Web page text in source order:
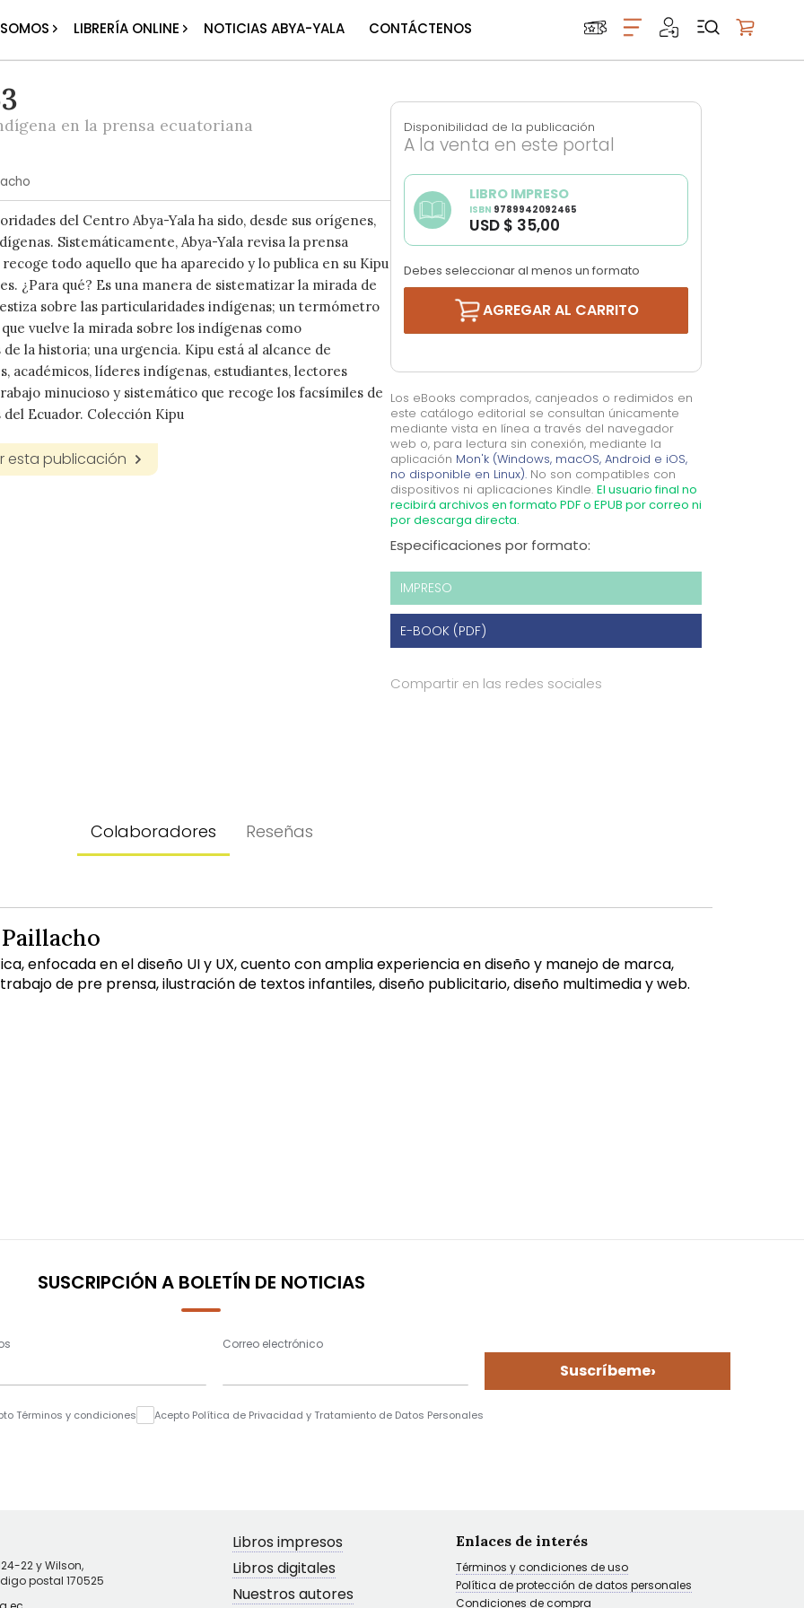
LIBRERÍA ONLINE NOTICIAS ABYA-YALA CONTÁCTENOS
en la prensa ecuatoriana
del Centro Abya-Yala ha sido, desde sus orígenes,
Sistemáticamente, Abya-Yala revisa la prensa
todo aquello que ha aparecido y lo publica en su Kipu
¿Para qué? Es una manera de sistematizar la mirada de
sobre las particularidades indígenas; un termómetro
vuelve la mirada sobre los indígenas como
la historia; una urgencia. Kipu está al alcance de
académicos, líderes indígenas, estudiantes, lectores
minucioso y sistemático que recoge los facsímiles de
Ecuador. Colección Kipu
esta publicación
Disponibilidad de la publicación
A la venta en este portal
LIBRO IMPRESO
ISBN 9789942092465
USD $ 35,00
Debes seleccionar al menos un formato
AGREGAR AL CARRITO
Los eBooks comprados, canjeados o redimidos en
este catálogo editorial se consultan únicamente
mediante vista en línea a través del navegador
web o, para lectura sin conexión, mediante la
aplicación Mon'k (Windows, macOS, Android e iOS,
no disponible en Linux).No son compatibles con
dispositivos ni aplicaciones Kindle. El usuario final no
recibirá archivos en formato PDF o EPUB por correo ni
por descarga directa.
Especificaciones por formato:
IMPRESO
E-BOOK (PDF)
Compartir en las redes sociales
Colaboradores
enfocada en el diseño UI y UX, cuento con amplia experiencia en diseño y manejo de marca,
de pre prensa, ilustración de textos infantiles, diseño publicitario, diseño multimedia y web.
Reseñas
SUSCRIPCIÓN A BOLETÍN DE NOTICIAS
Correo electrónico
Suscríbeme›
Términos y condiciones Acepto Política de Privacidad y Tratamiento de Datos Personales
22 y Wilson,
postal 170525
Libros impresos
Libros digitales
Nuestros autores
Enlaces de interés
Términos y condiciones de uso
Política de protección de datos personales
Condiciones de compra